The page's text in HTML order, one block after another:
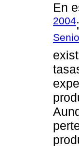
En
2004